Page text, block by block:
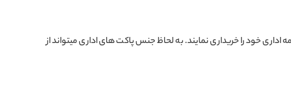
اداری خود را خریداری نمایند. به لحاظ جنس پاکت های اداری میتواند از